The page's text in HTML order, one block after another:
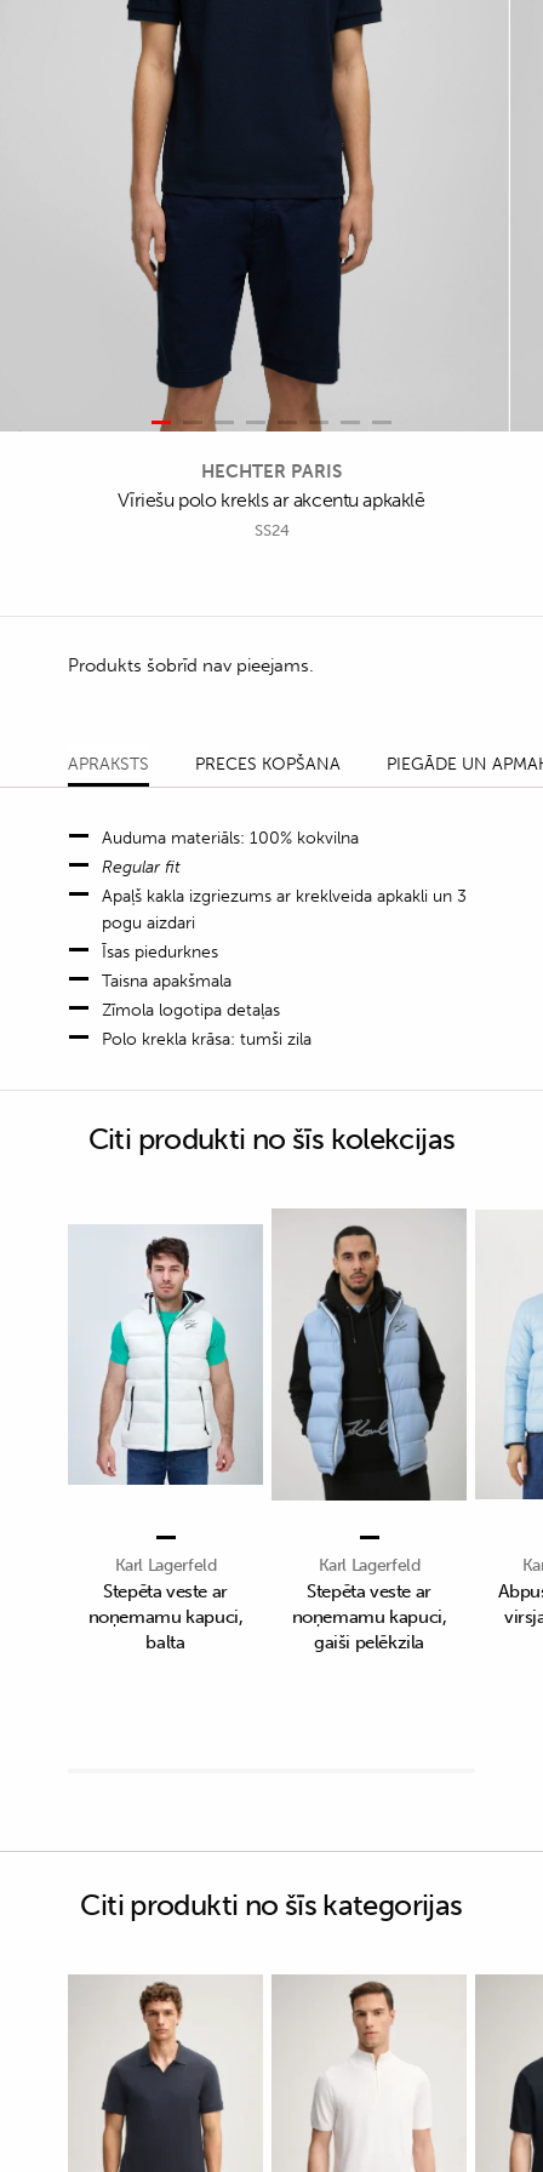
HECHTER PARIS
Vīriešu polo krekls ar akcentu apkaklē
SS24
Produkts šobrīd nav pieejams.
APRAKSTS PRECES KOPŠANA PIEGĀDE UN
Auduma materiāls: 100% kokvilna
Regular fit
Apaļš kakla izgriezums ar kreklveida apkakli un 3
pogu aizdari
Īsas piedurknes
Taisna apakšmala
Zīmola logotipa detaļas
Polo krekla krāsa: tumši zila
Citi produkti no šīs kolekcijas
Karl Lagerfeld
Stepēta veste ar
noņemamu kapuci,
balta
Karl Lagerfeld
Stepēta veste ar
noņemamu kapuci,
gaiši pelēkzila
Citi produkti no šīs kategorijas